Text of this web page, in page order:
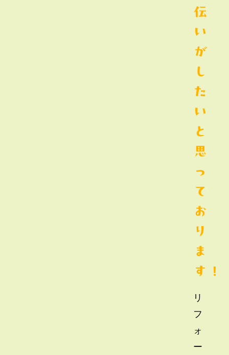
伝
い
が
し
た
い
と
思
っ
て
お
り
ま
す！
リ
フ
ォ
ー